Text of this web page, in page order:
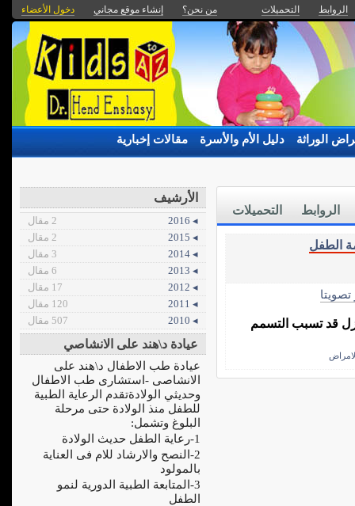
الروابط التحميلات من نحن؟ إنشاء موقع مجاني دخول الأعضاء
الوراثة دليل الأم والأسرة مقالات إخبارية
التحميلات الروابط
الطفل
تصويتا
قد تسبب التسمم
الأرشيف
◂ 2016
2 مقال
◂ 2015
2 مقال
◂ 2014
3 مقال
◂ 2013
6 مقال
◂ 2012
17 مقال
◂ 2011
120 مقال
◂ 2010
507 مقال
عيادة د\هند على الانشاصي
عيادة طب الاطفال د\هند على
الانشاصى -استشارى طب الاطفال
وحديثي الولادةتقدم الرعاية الطبية
للطفل منذ الولادة حتى مرحلة
البلوغ وتشمل:
1-رعاية الطفل حديث الولادة
2-النصح والارشاد للام فى العناية
بالمولود
3-المتابعة الطبية الدورية لنمو
الطفل